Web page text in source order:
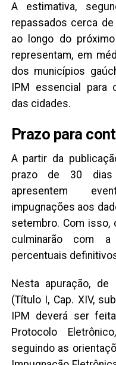
A estimativa,
repassados cerca
ao longo do
representam, em
dos municípios
IPM essencial para
das cidades.
Prazo para
A partir da
prazo de 30
apresentem
impugnações aos
setembro. Com
culminarão com
percentuais
Nesta apuração,
(Título I, Cap. XIV,
IPM deverá ser
Protocolo
seguindo as